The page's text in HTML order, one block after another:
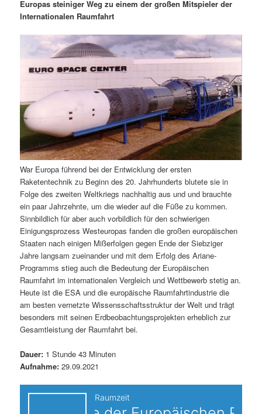
e
n
I
n
h
a
l
t
s
p
r
i
ä
r
e
n
I
n
h
a
l
t
s
p
n
a
o
n
Europas steiniger Weg zu einem der großen Mitspieler der
Internationalen Raumfahrt
War Europa führend bei der Entwicklung der ersten
Raketentechnik zu Beginn des 20. Jahrhunderts blutete sie in
Folge des zweiten Weltkriegs nachhaltig aus und und brauchte
ein paar Jahrzehnte, um die wieder auf die Füße zu kommen.
Sinnbildlich für aber auch vorbildlich für den schwierigen
Einigungsprozess Westeuropas fanden die großen europäischen
Staaten nach einigen Mißerfolgen gegen Ende der Siebziger
Jahre langsam zueinander und mit dem Erfolg des Ariane-
Programms stieg auch die Bedeutung der Europäischen
Raumfahrt im internationalen Vergleich und Wettbewerb stetig an.
Heute ist die ESA und die europäische Raumfahrtindustrie die
am besten vernetzte Wissensschaftsstruktur der Welt und trägt
besonders mit seinen Erdbeobachtungsprojekten erheblich zur
Gesamtleistung der Raumfahrt bei.
Dauer: 1 Stunde 43 Minuten
Aufnahme: 29.09.2021